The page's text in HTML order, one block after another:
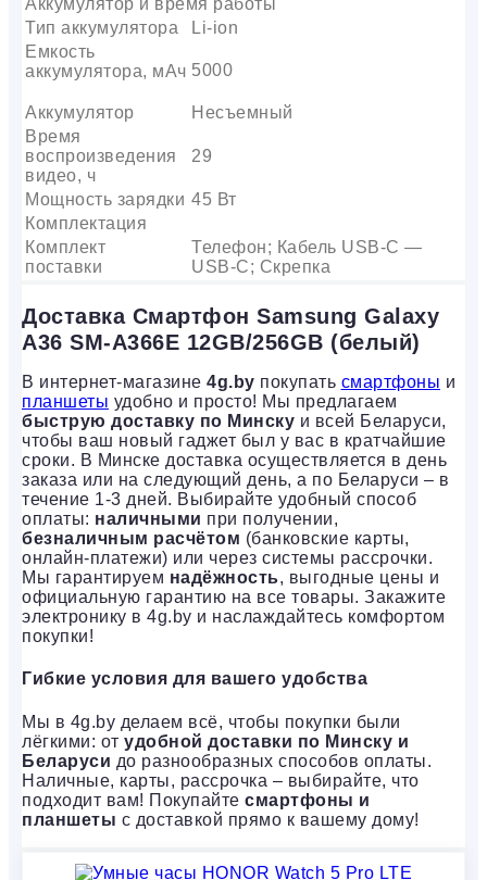
Аккумулятор и время работы
Тип аккумулятора
Li-ion
Емкость
аккумулятора, мАч 5000
Аккумулятор
Несъемный
Время
воспроизведения
видео, ч
29
Мощность зарядки 45 Вт
Комплектация
Комплект
поставки
Телефон; Кабель USB-C —
USB-C; Скрепка
Доставка Смартфон Samsung Galaxy
A36 SM-A366E 12GB/256GB (белый)
В интернет-магазине 4g.by покупать смартфоны и
планшеты удобно и просто! Мы предлагаем
быструю доставку по Минску и всей Беларуси,
чтобы ваш новый гаджет был у вас в кратчайшие
сроки. В Минске доставка осуществляется в день
заказа или на следующий день, а по Беларуси – в
течение 1-3 дней. Выбирайте удобный способ
оплаты: наличными при получении,
безналичным расчётом (банковские карты,
онлайн-платежи) или через системы рассрочки.
Мы гарантируем надёжность, выгодные цены и
официальную гарантию на все товары. Закажите
электронику в 4g.by и наслаждайтесь комфортом
покупки!
Гибкие условия для вашего удобства
Мы в 4g.by делаем всё, чтобы покупки были
лёгкими: от удобной доставки по Минску и
Беларуси до разнообразных способов оплаты.
Наличные, карты, рассрочка – выбирайте, что
подходит вам! Покупайте смартфоны и
планшеты с доставкой прямо к вашему дому!